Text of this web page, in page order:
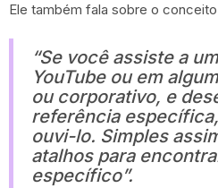
Ele também fala sobre o
“Se você assiste a
YouTube ou em
ou corporativo, e
referência
ouvi-lo. Simples
atalhos para
específico”.